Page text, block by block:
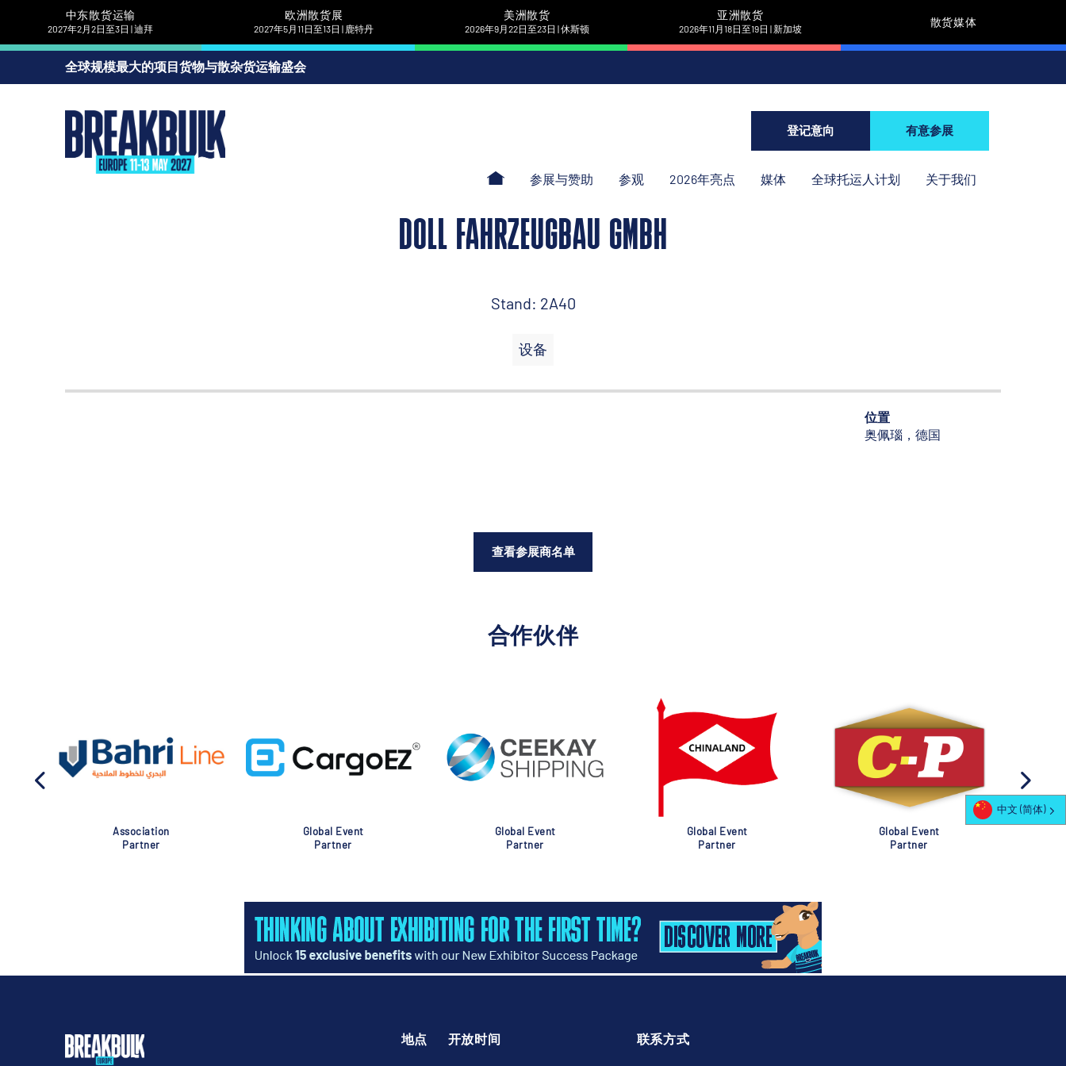
中东散货运输
2027年2月2日至3日 | 迪拜
欧洲散货展
2027年5月11日至13日 | 鹿特丹
美洲散货
2026年9月22日至23日 | 休斯顿
亚洲散货
2026年11月18日至19日 | 新加坡
散货媒体
全球规模最大的项目货物与散杂货运输盛会
登记意向 有意参展
参展与赞助 参观 2026年亮点 媒体 全球托运人计划 关于我们
DOLL FAHRZEUGBAU GMBH
Stand: 2A40
设备
位置
奥佩瑙，德国
查看参展商名单
合作伙伴
Association
Partner
Global Event
Partner
Global Event
Partner
Global Event
Partner
Global Event
Partner
地点 开放时间 联系方式
中文 (简体)